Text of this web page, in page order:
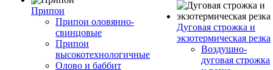
Припои
Припои оловянно-
свинцовые
Припои
высокотехнологичные
Олово и баббит
Дуговая строжка и
экзотермическая резка
Воздушно-
дуговая строжка